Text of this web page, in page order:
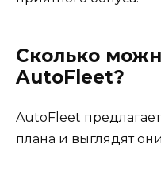
Сколько
AutoFleet?
AutoFleet
плана и выглядят